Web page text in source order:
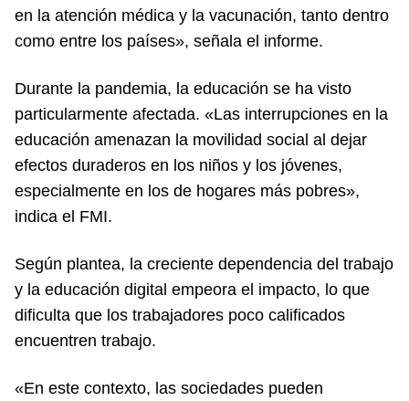
en la atención médica y la vacunación, tanto dentro
como entre los países», señala el informe.
Durante la pandemia, la educación se ha visto
particularmente afectada. «Las interrupciones en la
educación amenazan la movilidad social al dejar
efectos duraderos en los niños y los jóvenes,
especialmente en los de hogares más pobres»,
indica el FMI.
Según plantea, la creciente dependencia del trabajo
y la educación digital empeora el impacto, lo que
dificulta que los trabajadores poco calificados
encuentren trabajo.
«En este contexto, las sociedades pueden